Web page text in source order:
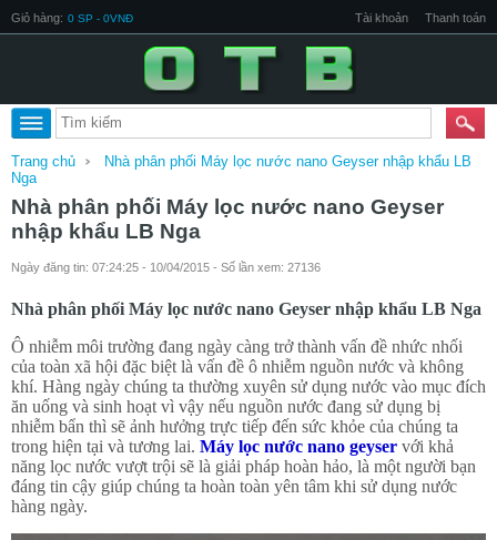
Giỏ hàng: 0 SP - 0VNĐ Tài khoản Thanh toán
Trang chủ
Nhà phân phối Máy lọc nước nano Geyser nhập khẩu LB
Nga
Nhà phân phối Máy lọc nước nano Geyser
nhập khẩu LB Nga
Ngày đăng tin: 07:24:25 - 10/04/2015 - Số lần xem: 27136
Nhà phân phối Máy lọc nước nano Geyser nhập khẩu LB Nga
Ô nhiễm môi trường đang ngày càng trở thành vấn đề nhức nhối
của toàn xã hội đặc biệt là vấn đề ô nhiễm nguồn nước và không
khí. Hàng ngày chúng ta thường xuyên sử dụng nước vào mục đích
ăn uống và sinh hoạt vì vậy nếu nguồn nước đang sử dụng bị
nhiễm bẩn thì sẽ ảnh hưởng trực tiếp đến sức khỏe của chúng ta
trong hiện tại và tương lai. Máy lọc nước nano geyser với khả
năng lọc nước vượt trội sẽ là giải pháp hoàn hảo, là một người bạn
đáng tin cậy giúp chúng ta hoàn toàn yên tâm khi sử dụng nước
hàng ngày.